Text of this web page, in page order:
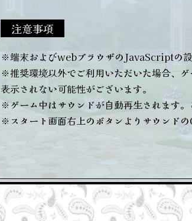
注意事項
※端末およびwebブラウザのJavaScriptの設
※推奨環境以外でご利用いただいた場合、
表示されない可能性がございます。
※ゲーム中はサウンドが自動再生されます
※スタート画面右上のボタンよりサウンド